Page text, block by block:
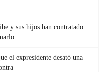
y sus hijos han contratado
el expresidente desató una